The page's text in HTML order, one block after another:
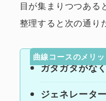
目が集まりつつある
整理すると次の通り
曲線コースのメリッ
ガタガタがな
ジェネレータ